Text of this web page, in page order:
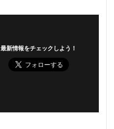
最新情報をチェックしよう！